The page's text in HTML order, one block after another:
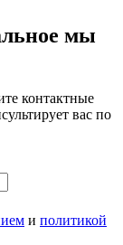
мы
контактные
вас по
и политикой